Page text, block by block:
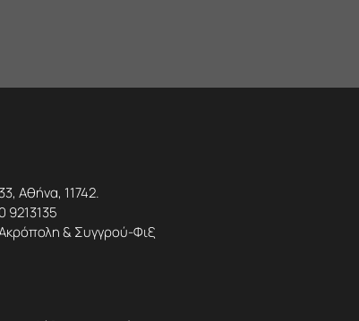
Αθήνα, 11742.
9213135
& Συγγρού-Φιξ